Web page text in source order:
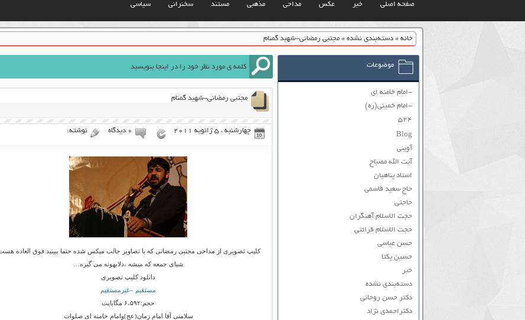
صفحه اصلی خبر عکس مداحی مذهبی مستند سخنرانی سیاسی
خانه» دسته‌بندی نشده» مجتبی رمضانی-شهید گمنام
مجتبی رمضانی-شهید گمنام
چهارشنبه ، 5 ژانویه 2011 ۰ دیدگاه نوشته:
کلیپ تصویری از مداحی مجتبی رمضانی که با تصاویر جالب میکس شده حتما ببینید.فوق العاده
شبای جمعه که میشه ،دلابهونه می گیره…
دانلود کلیپ تصویری
مستقیم –غیرمستقیم
حجم:۶،۵۹۲ مگابایت
سلامتی آقا امام زمان(عج)وامام خامنه ای صلوات
موضوعات
-امام خامنه ای
-امام خمینی(ره)
۵۲۴
Blog
آوینی
آیت الله مصباح
استاد پناهیان
حاج سعید قاسمی
حاجتی
حجت الاسلام آهنگران
حجت الاسلام قرائتی
حسن عباسی
حسین یکتا
خبر
دسته‌بندی نشده
دکتر حسن روحانی
دکتراحمدی نژاد